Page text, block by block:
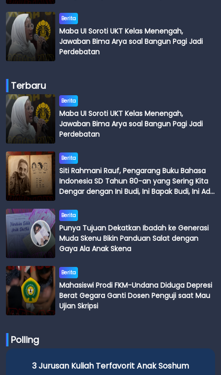
Berita
Maba UI Soroti UKT Kelas Menengah,
Jawaban Bima Arya soal Bangun Pagi Jadi
Perdebatan
Terbaru
Berita
Maba UI Soroti UKT Kelas Menengah,
Jawaban Bima Arya soal Bangun Pagi Jadi
Perdebatan
Berita
Siti Rahmani Rauf, Pengarang Buku Bahasa
Indonesia SD Tahun 80-an yang Sering Kita
Dengar dengan Ini Budi, Ini Bapak Budi, Ini Adik
Berita
Punya Tujuan Dekatkan Ibadah ke Generasi
Muda Skenu Bikin Panduan Salat dengan
Gaya Ala Anak Skena
Berita
Mahasiswi Prodi FKM-Undana Diduga Depresi
Berat Gegara Ganti Dosen Penguji saat Mau
Ujian Skripsi
Polling
3 Jurusan Kuliah Terfavorit Anak Soshum